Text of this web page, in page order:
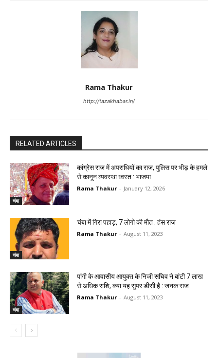
Rama Thakur
http://tazakhabar.in/
RELATED ARTICLES
चंबा
कांग्रेस राज में अपराधियों का राज, पुलिस पर भीड़ के हमले
से कानून व्यवस्था ध्वस्त : भाजपा
Rama Thakur - January 12, 2026
चंबा
चंबा में गिरा पहाड़, 7 लोगो की मौत : हंस राज
Rama Thakur - August 11, 2023
चंबा
पांगी के आवासीय आयुक्त के निजी सचिव ने बांटी 7 लाख
से अधिक राशि, क्या यह सुपर डीसी है : जनक राज
Rama Thakur - August 11, 2023